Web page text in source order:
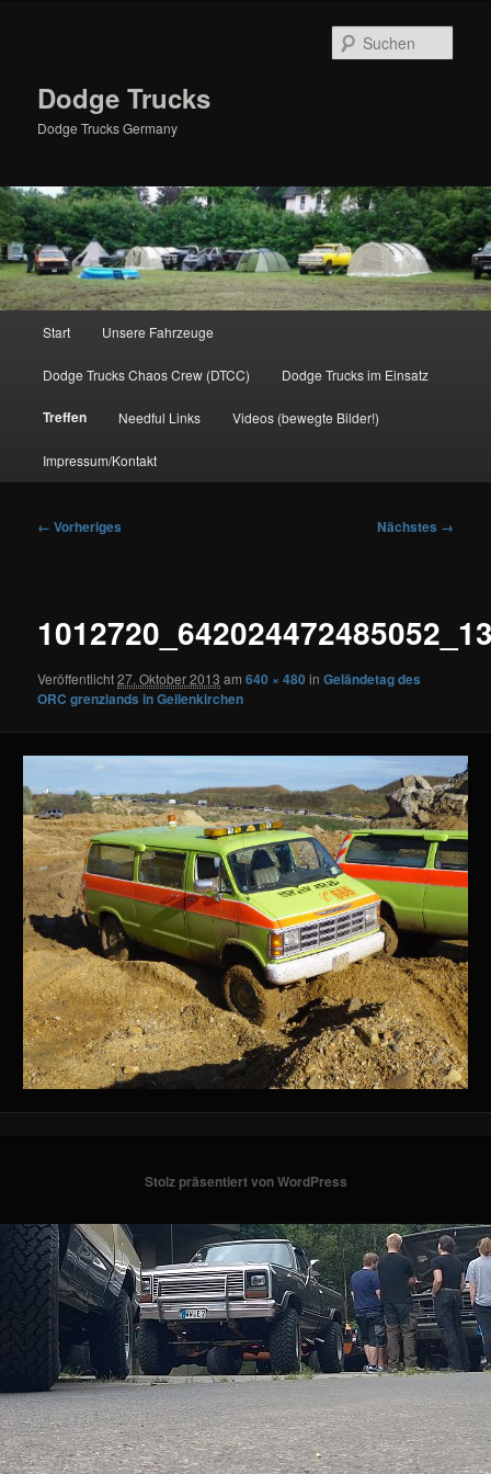
Dodge Trucks
Dodge Trucks Germany
Start Unsere Fahrzeuge
Dodge Trucks Chaos Crew (DTCC) Dodge Trucks im Einsatz
Treffen Needful Links Videos (bewegte Bilder!)
Impressum/Kontakt
Bilder-
← Vorheriges Nächstes →
Veröffentlicht27. Oktober 2013 am640 × 480 inGeländetag des
ORC grenzlands in Geilenkirchen
Stolz präsentiert von WordPress